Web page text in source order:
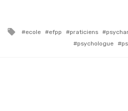
Tagged with
ecole efpp praticiens
psychologue